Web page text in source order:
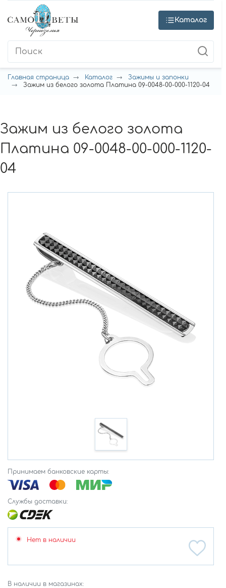
Каталог
Главная страница Каталог
Зажимы и запонки
Зажим из белого золота Платина 09-0048-00-000-1120-04
Зажим из белого золота
Платина 09-0048-00-000-1120-
04
Принимаем банковские карты:
Службы доставки:
Нет в наличии
В наличии в магазинах: